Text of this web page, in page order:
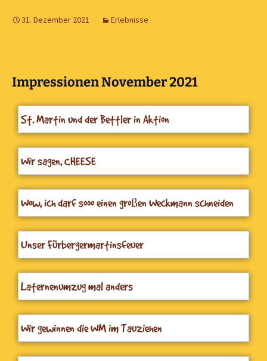
31. Dezember 2021 Erlebnisse
Impressionen November 2021
St. Martin und der Bettler in Aktion
Wir sagen, CHEESE
Wow, ich darf sooo einen großen Weckmann schneiden
und teilen
Unser Fürbergermartinsfeuer
Laternenumzug mal anders
Wir gewinnen die WM im Tauziehen